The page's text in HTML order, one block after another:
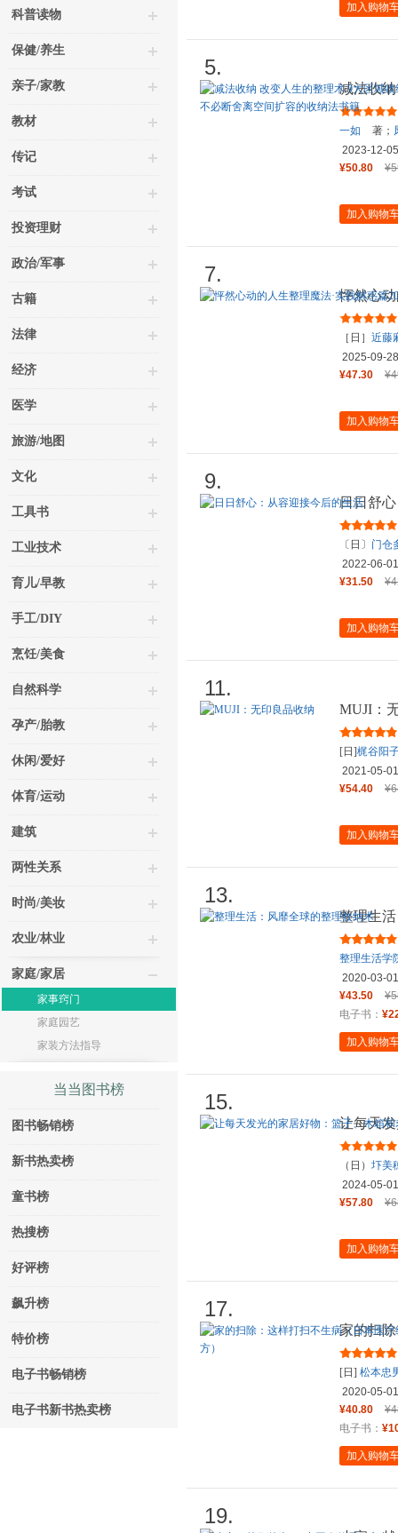
科普读物
保健/养生
亲子/家教
教材
传记
考试
投资理财
政治/军事
古籍
法律
经济
医学
旅游/地图
文化
工具书
工业技术
育儿/早教
手工/DIY
烹饪/美食
自然科学
孕产/胎教
休闲/爱好
体育/运动
建筑
两性关系
时尚/美妆
农业/林业
家庭/家居
家事窍门
家庭园艺
家装方法指导
当当图书榜
图书畅销榜
新书热卖榜
童书榜
热搜榜
好评榜
飙升榜
特价榜
电子书畅销榜
电子书新书热卖榜
加入购物
5.
减法收
整理要
一如 著；
2023-12-05
¥50.80
加入购物
7.
怦然心
版 修订
［日］ 近藤
2025-09-28
¥47.30
加入购物
9.
日日舒
〔日〕 门仓
2022-06-01
¥31.50
加入购物
11.
MUJI：
[日]梶谷阳
2021-05-01
¥54.40
加入购物
13.
整理生
整理生活学
2020-03-01
¥43.50
电子书：
加入购物
15.
让每天
物件
（日） 圷美
2024-05-01
¥57.80
加入购物
17.
家的扫
清洁专
[日] 松本忠
2020-05-01
¥40.80
电子书：
加入购物
19.